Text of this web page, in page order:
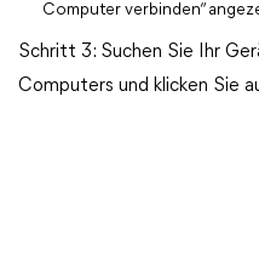
Computer verbinden“
Schritt 3: Suchen Sie Ihr
Computers und klicken Sie